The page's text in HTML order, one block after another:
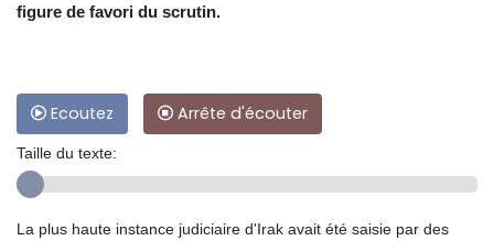
figure de favori du scrutin.
Ecoutez Arrête d'écouter
Taille du texte:
La plus haute instance judiciaire d'Irak avait été saisie par des